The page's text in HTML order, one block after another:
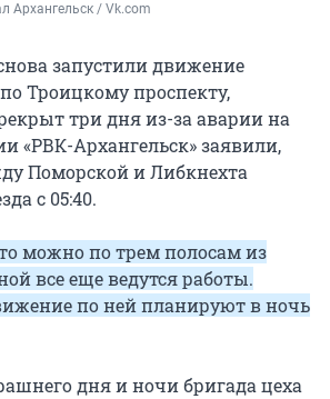
Архангельск / Vk.com
запустили движение
Троицкому проспекту,
три дня из-за аварии на
«РВК-Архангельск» заявили,
Поморской и Либкнехта
с 05:40.
можно по трем полосам из
все еще ведутся работы.
по ней планируют в ночь
дня и ночи бригада цеха